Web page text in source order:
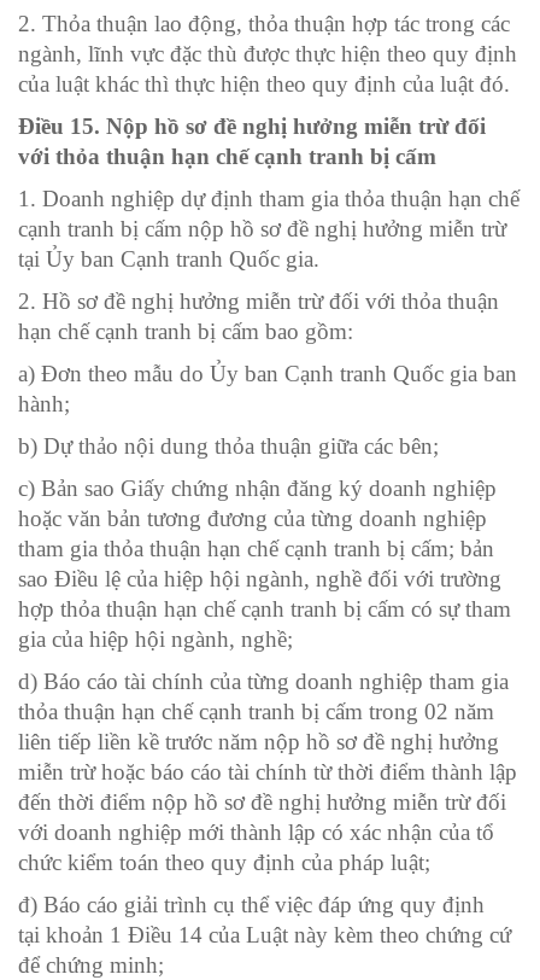
2. Thỏa thuận lao động, thỏa thuận hợp tác trong các
ngành, lĩnh vực đặc thù được thực hiện theo quy định
của luật khác thì thực hiện theo quy định của luật đó.
Điều 15. Nộp hồ sơ đề nghị hưởng miễn trừ đối
với thỏa thuận hạn chế cạnh tranh bị cấm
1. Doanh nghiệp dự định tham gia thỏa thuận hạn chế
cạnh tranh bị cấm nộp hồ sơ đề nghị hưởng miễn trừ
tại Ủy ban Cạnh tranh Quốc gia.
2. Hồ sơ đề nghị hưởng miễn trừ đối với thỏa thuận
hạn chế cạnh tranh bị cấm bao gồm:
a) Đơn theo mẫu do Ủy ban Cạnh tranh Quốc gia ban
hành;
b) Dự thảo nội dung thỏa thuận giữa các bên;
c) Bản sao Giấy chứng nhận đăng ký doanh nghiệp
hoặc văn bản tương đương của từng doanh nghiệp
tham gia thỏa thuận hạn chế cạnh tranh bị cấm; bản
sao Điều lệ của hiệp hội ngành, nghề đối với trường
hợp thỏa thuận hạn chế cạnh tranh bị cấm có sự tham
gia của hiệp hội ngành, nghề;
d) Báo cáo tài chính của từng doanh nghiệp tham gia
thỏa thuận hạn chế cạnh tranh bị cấm trong 02 năm
liên tiếp liền kề trước năm nộp hồ sơ đề nghị hưởng
miễn trừ hoặc báo cáo tài chính từ thời điểm thành lập
đến thời điểm nộp hồ sơ đề nghị hưởng miễn trừ đối
với doanh nghiệp mới thành lập có xác nhận của tổ
chức kiểm toán theo quy định của pháp luật;
đ) Báo cáo giải trình cụ thể việc đáp ứng quy định
tại khoản 1 Điều 14 của Luật này kèm theo chứng cứ
để chứng minh;